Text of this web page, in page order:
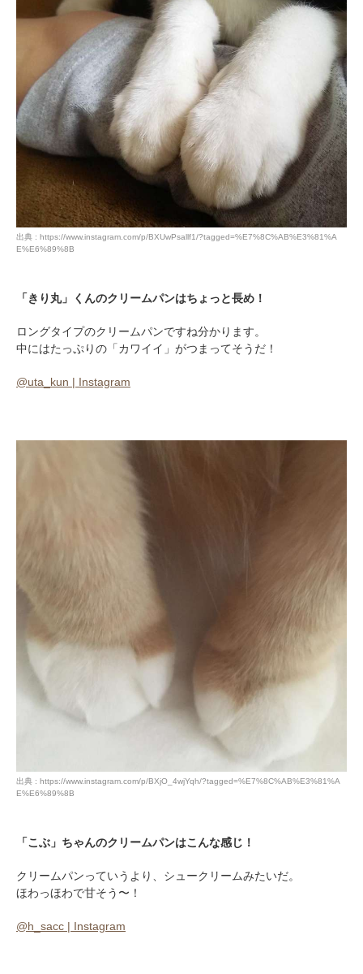
出典 : https://www.instagram.com/p/BXUwPsallf1/?tagged=%E7%8C%AB%E3%81%A
E%E6%89%8B
「きり丸」くんのクリームパンはちょっと長め！
ロングタイプのクリームパンですね分かります。
中にはたっぷりの「カワイイ」がつまってそうだ！
@uta_kun | Instagram
出典 : https://www.instagram.com/p/BXjO_4wjYqh/?tagged=%E7%8C%AB%E3%81%A
E%E6%89%8B
「こぶ」ちゃんのクリームパンはこんな感じ！
クリームパンっていうより、シュークリームみたいだ。
ほわっほわで甘そう〜！
@h_sacc | Instagram